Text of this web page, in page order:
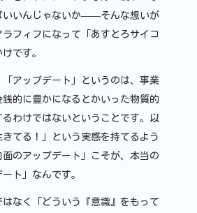
いいんじゃないか——そんな想いが
フィフになって「あすとろサイコ
です。
「アップデート」というのは、事業
的に豊かになるとかいった物質的
わけではないということです。以
てる！」という実感を持てるよう
のアップデート」こそが、本当の
ト」なんです。
はなく「どういう『意識』をもって